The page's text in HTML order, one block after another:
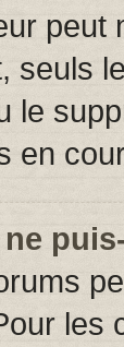
seuls
le
en
les